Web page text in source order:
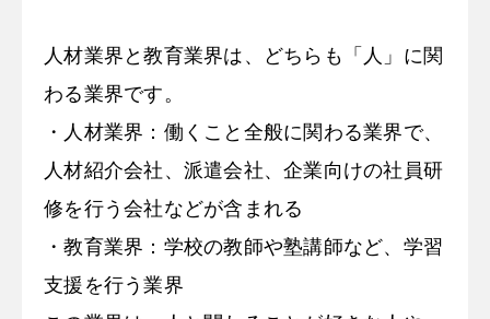
人材業界と教育業界は、どちらも「人」に関
わる業界です。
・人材業界：働くこと全般に関わる業界で、
人材紹介会社、派遣会社、企業向けの社員研
修を行う会社などが含まれる
・教育業界：学校の教師や塾講師など、学習
支援を行う業界